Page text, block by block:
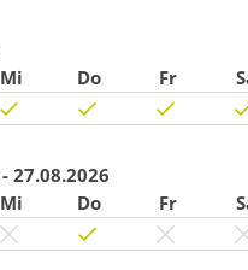
Mi Do Fr
27.08.2026
Mi Do Fr